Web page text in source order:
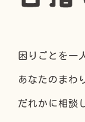
困りごとを一
あなたのまわ
だれかに相談